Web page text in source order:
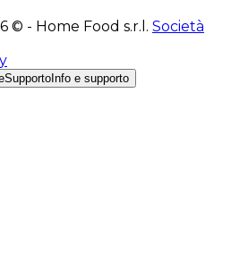
© - Home Food s.r.l. Società
Supporto Info e supporto